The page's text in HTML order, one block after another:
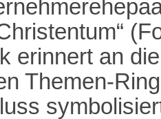
erinnert an
Themen-